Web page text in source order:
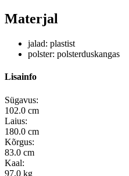
Materjal
jalad: plastist
polster: polsterduskangas
Lisainfo
Sügavus:
102.0 cm
Laius:
180.0 cm
Kõrgus:
83.0 cm
Kaal:
97.0 kg